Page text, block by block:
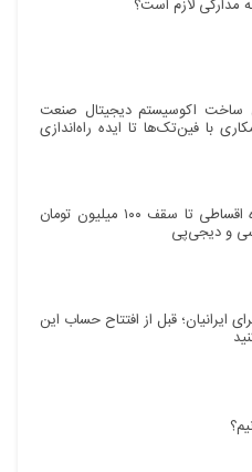
مدارکی لازم است؟
ساخت اکوسیستم دیجیتال صنعت
با فین‌تک‌ها تا ایده راه‌اندازی
امکان خرید نقره اقساطی تا سقف ۱۰۰ میلیون تومان
و دیجی‌پی
ایرانیان؛ قبل از افتتاح حساب این